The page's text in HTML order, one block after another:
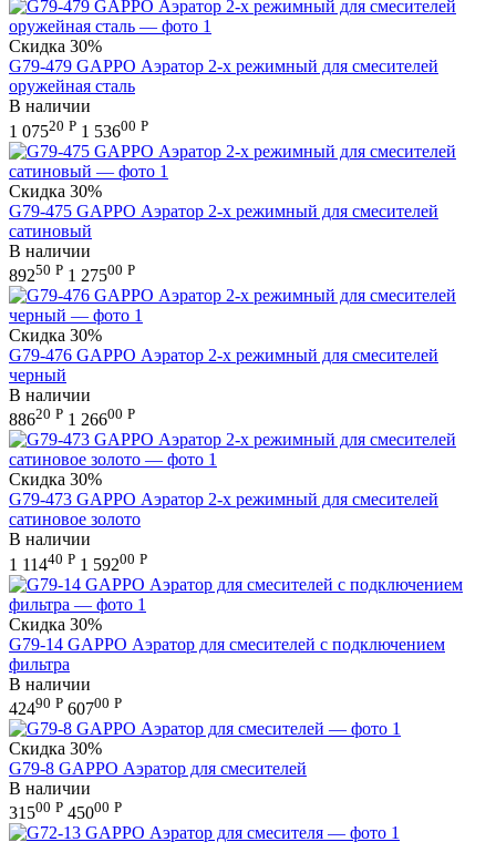
Скидка 30%
G79-479 GAPPO Аэратор 2-х режимный для смесителей
оружейная сталь
В наличии
1 07520 Р 1 53600 Р
Скидка 30%
G79-475 GAPPO Аэратор 2-х режимный для смесителей
сатиновый
В наличии
89250 Р 1 27500 Р
Скидка 30%
G79-476 GAPPO Аэратор 2-х режимный для смесителей
черный
В наличии
88620 Р 1 26600 Р
Скидка 30%
G79-473 GAPPO Аэратор 2-х режимный для смесителей
сатиновое золото
В наличии
1 11440 Р 1 59200 Р
Скидка 30%
G79-14 GAPPO Аэратор для смесителей с подключением
фильтра
В наличии
42490 Р 60700 Р
Скидка 30%
G79-8 GAPPO Аэратор для смесителей
В наличии
31500 Р 45000 Р